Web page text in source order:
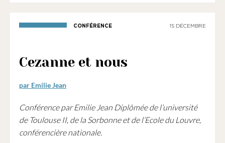
CONFÉRENCE 15 DÉCEMBRE
Cezanne et nous
par Emilie Jean
Conférence par Emilie Jean Diplômée de l’université
de Toulouse II, de la Sorbonne et de l’Ecole du Louvre,
conférencière nationale.